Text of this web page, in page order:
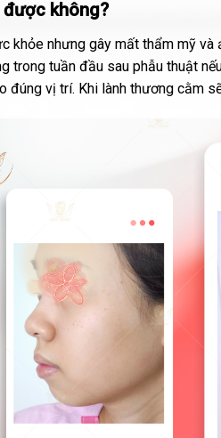
không?
khỏe nhưng gây mất thẩm mỹ
trong tuần đầu sau phẫu thuật
đúng vị trí. Khi lành thương cằm